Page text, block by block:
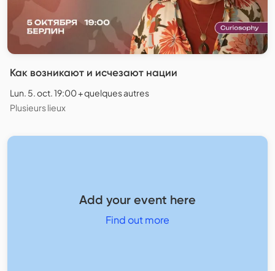
Как возникают и исчезают нации
Lun. 5. oct. 19:00 + quelques autres
Plusieurs lieux
Add your event here
Find out more